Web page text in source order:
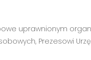
uprawnionym
Prezesowi